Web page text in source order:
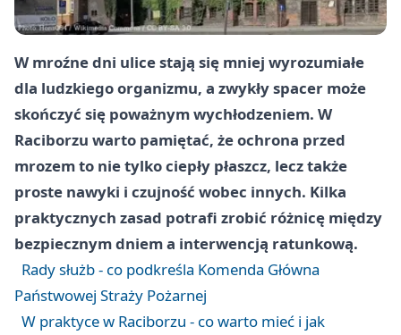
W mroźne dni ulice stają się mniej wyrozumiałe
dla ludzkiego organizmu, a zwykły spacer może
skończyć się poważnym wychłodzeniem. W
Raciborzu warto pamiętać, że ochrona przed
mrozem to nie tylko ciepły płaszcz, lecz także
proste nawyki i czujność wobec innych. Kilka
praktycznych zasad potrafi zrobić różnicę między
bezpiecznym dniem a interwencją ratunkową.
Rady służb - co podkreśla Komenda Główna
Państwowej Straży Pożarnej
W praktyce w Raciborzu - co warto mieć i jak